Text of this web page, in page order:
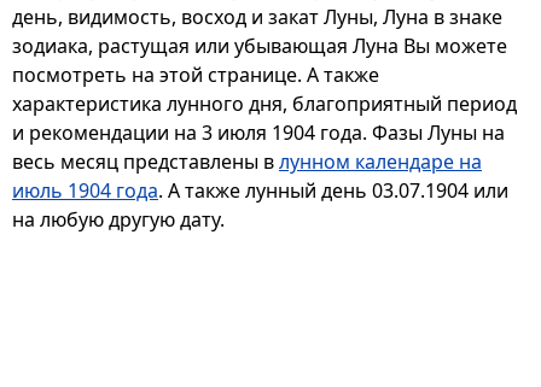
день, видимость, восход и закат Луны, Луна в знаке
зодиака, растущая или убывающая Луна Вы можете
посмотреть на этой странице. А также
характеристика лунного дня, благоприятный период
и рекомендации на 3 июля 1904 года. Фазы Луны на
весь месяц представлены влунном календаре на
июль 1904 года. А также лунный день 03.07.1904 или
на любую другую дату.